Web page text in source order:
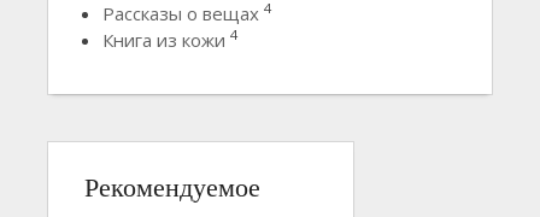
Рассказы о вещах 4
Книга из кожи 4
Рекомендуемое